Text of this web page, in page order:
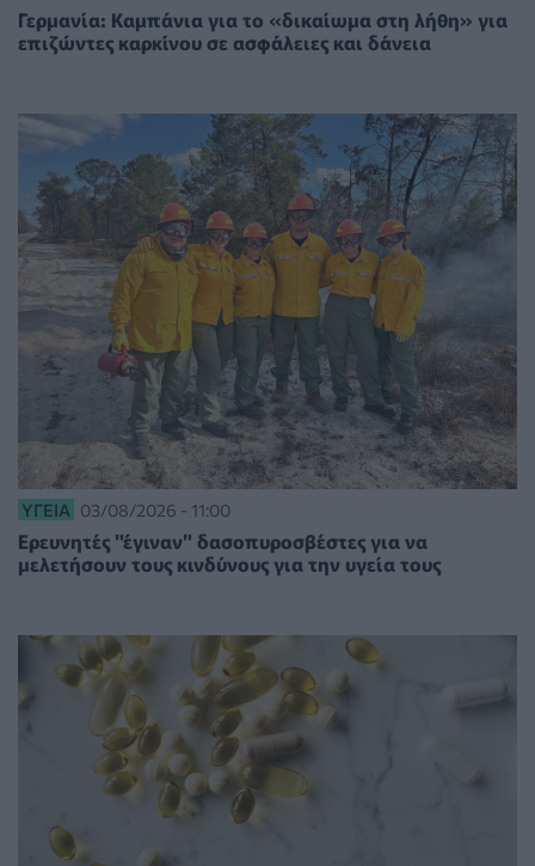
Γερμανία: Καμπάνια για το «δικαίωμα στη λήθη» για
επιζώντες καρκίνου σε ασφάλειες και δάνεια
ΥΓΕΊΑ 03/08/2026 - 11:00
Eρευνητές "έγιναν" δασοπυροσβέστες για να
μελετήσουν τους κινδύνους για την υγεία τους